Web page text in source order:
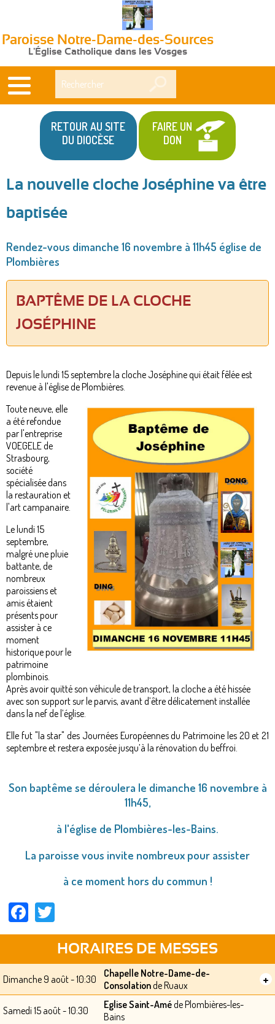
Paroisse Notre-Dame-des-Sources
L'Église Catholique dans les Vosges
RETOUR AU SITE
DU DIOCÈSE
FAIRE UN
DON
êtes
ici
La nouvelle cloche Joséphine va être
baptisée
Rendez-vous dimanche 16 novembre à 11h45 église de
Plombières
BAPTÊME DE LA CLOCHE
JOSÉPHINE
Depuis le lundi 15 septembre la cloche Joséphine qui était fêlée est
revenue à l'église de Plombières.
Toute neuve, elle
a été refondue
par l'entreprise
VOEGELE de
Strasbourg,
société
spécialisée dans
la restauration et
l'art campanaire.
Le lundi 15
septembre,
malgré une pluie
battante, de
nombreux
paroissiens et
amis étaient
présents pour
assister à ce
moment
historique pour le
patrimoine
plombinois.
Après avoir quitté son véhicule de transport, la cloche a été hissée
avec son support sur le parvis, avant d’être délicatement installée
dans la nef de l’église.
Elle fut "la star" des Journées Européennes du Patrimoine les 20 et 21
septembre et restera exposée jusqu’à la rénovation du beffroi.
Son baptême se déroulera le dimanche 16 novembre à
11h45,
à l'église de Plombières-les-Bains.
La paroisse vous invite nombreux pour assister
à ce moment hors du commun !
Facebook
HORAIRES DE MESSES
Dimanche 9 août - 10:30
Chapelle Notre-Dame-de-
Consolationde Ruaux +
Samedi 15 août - 10:30 Eglise Saint-Améde Plombières-les-
Bains